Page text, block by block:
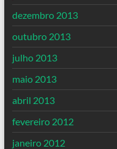
dezembro 2013
outubro 2013
julho 2013
maio 2013
abril 2013
fevereiro 2012
janeiro 2012